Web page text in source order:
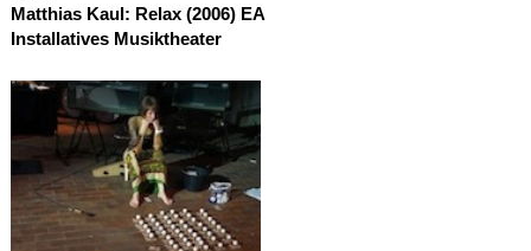
Matthias Kaul: Relax (2006) EA
Installatives Musiktheater